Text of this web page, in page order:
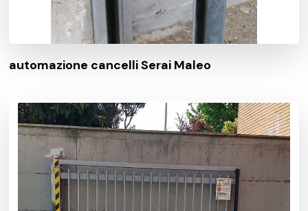
automazione cancelli Serai Maleo